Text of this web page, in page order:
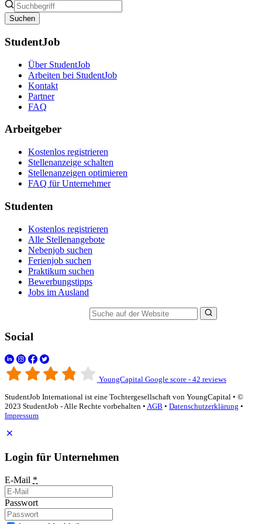
Suchen
StudentJob
Über StudentJob
Arbeiten bei StudentJob
Kontakt
Partner
FAQ
Arbeitgeber
Kostenlos registrieren
Stellenanzeige schalten
Stellenanzeigen optimieren
FAQ für Unternehmer
Studenten
Kostenlos registrieren
Alle Stellenangebote
Nebenjob suchen
Ferienjob suchen
Praktikum suchen
Bewerbungstipps
Jobs im Ausland
Social
YoungCapital Google score - 42 reviews
StudentJob International ist eine Tochtergesellschaft von YoungCapital • ©
2023 StudentJob - Alle Rechte vorbehalten • AGB • Datenschutzerklärung •
Impressum
Login für Unternehmen
E-Mail *
Passwort